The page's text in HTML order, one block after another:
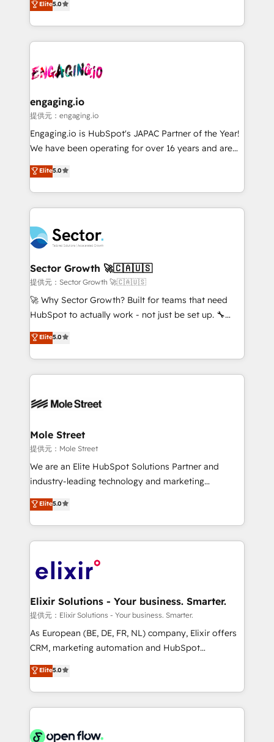
prospecting, follow-ups, service triage, and
knowledge retrieval—built in HubSpot. ⚡ Fast-Track
advanced optimization & adoption 📍 São Paulo, BR
• Des Moines, IA • New York, NY
Operations (RevOps) e Inteligência Artificial para
estruturar processos integrar sistemas organizar
dados e automatizar operações. O objetivo é
operacional de receita conectando equipes
Também somos distribuidores oficiais da HubSpot
e de mais de 150 softwares globais permitindo
contratar e pagar a HubSpot em reais com nota
fiscal no Brasil e gerar economia de até 50% na
Oferecemos ainda agentes de IA especializados em
HubSpot que automatizam tarefas executam rotinas
empresas em 13 países utilizam a Nexforce. Somos
a maior parceira da HubSpot na América Latina e
líder no ranking global de sucesso do cliente da
HubSpot.
Elite5.0
engaging.io
提供元：engaging.io
Engaging.io is HubSpot's JAPAC Partner of the Year!
We have been operating for over 16 years and are
one of HubSpot's most experienced and technically
capable Agency Partners globally. We specialise in
complex CRM migrations, implementations,
integrations, custom CMS portal development,
businesses. Our teams are based in North America
and APAC. We are HubSpot's top-ranked Advanced
Implementation Certified Partner and we contribute
to their advisory council. We strive to do 'good work
with good people' and have worked with incredible
brands. You can see some of them on our website,
Elite5.0
Sector Growth 🚀🇨🇦🇺🇸
提供元：Sector Growth 🚀🇨🇦🇺🇸
🚀 Why Sector Growth? Built for teams that need
HubSpot to actually work - not just be set up. 🔧
HubSpot Experts: Onboarding, migrations,
automation, and training built for adoption. ⚡ Highly
Technical Execution: ERP, EMR and Custom
Integrations; complex builds delivered in weeks, not
workflows; automation agents; process optimization
Healthcare: HIPAA implementations; secure data
workflows 💼 Financial Services: compliant
workflows; audit-ready reporting ⚖️ Legal: client
intake; pipeline and document workflows 🛒 E-
revenue automation 🏢 Real Estate: deal pipelines;
portfolio and lifecycle management 🏭
HIPAA-aware; CASL-compliant; GDPR-ready
implementations where required 💡 Why 500+
built to scale.
Elite5.0
Mole Street
提供元：Mole Street
We are an Elite HubSpot Solutions Partner and
industry-leading technology and marketing
consultancy. Our focus is on enterprise and mid-
market B2B companies globally that want a strategic
approach to execute their goals through creative
applications of our solutions; Technical HubSpot
Design, Migrations + Integrations. Mole Street’s
greatness, which is achieved through creating
absolute clarity, derived from a well-defined
strategy, executed well, and reported on with clear
results. The culture is driven by core values; Joy, Grit,
Mindedness, and Clarity. We are driven to win for the
collective good of the company and its clientele, and
things are happening.
Elite5.0
Elixir Solutions - Your business. Smarter.
提供元：Elixir Solutions - Your business. Smarter.
As European (BE, DE, FR, NL) company, Elixir offers
CRM, marketing automation and HubSpot
integration products and services to mid-market
and enterprise customers. We ensure that your sales,
service and marketing department operates in the
most effective way, while at the same time
integrated buyers journey. Elixir is located in
Elite5.0